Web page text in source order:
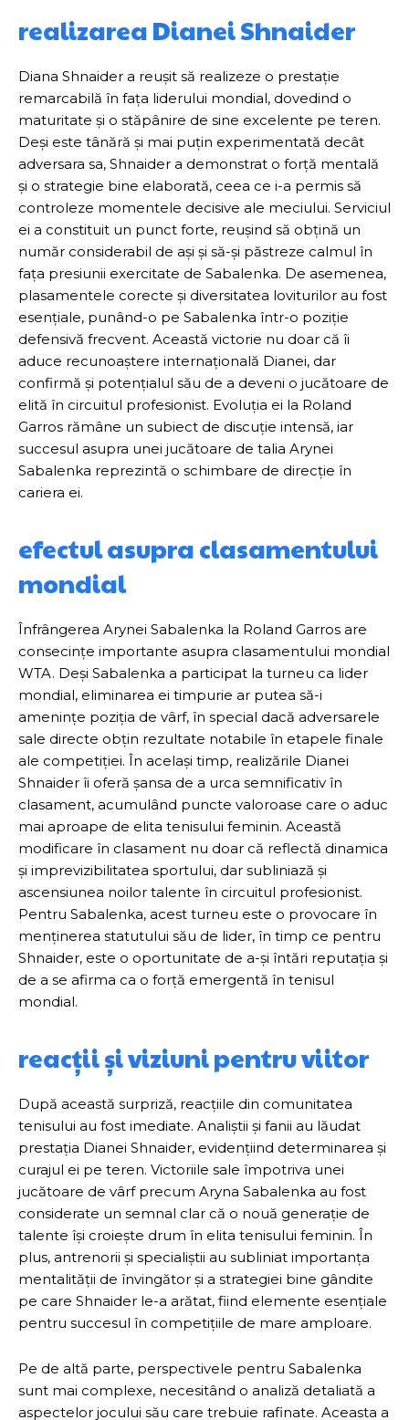
realizarea Dianei Shnaider
Diana Shnaider a reușit să realizeze o prestație
remarcabilă în fața liderului mondial, dovedind o
maturitate și o stăpânire de sine excelente pe teren.
Deși este tânără și mai puțin experimentată decât
adversara sa, Shnaider a demonstrat o forță mentală
și o strategie bine elaborată, ceea ce i-a permis să
controleze momentele decisive ale meciului. Serviciul
ei a constituit un punct forte, reușind să obțină un
număr considerabil de ași și să-și păstreze calmul în
fața presiunii exercitate de Sabalenka. De asemenea,
plasamentele corecte și diversitatea loviturilor au fost
esențiale, punând-o pe Sabalenka într-o poziție
defensivă frecvent. Această victorie nu doar că îi
aduce recunoaștere internațională Dianei, dar
confirmă și potențialul său de a deveni o jucătoare de
elită în circuitul profesionist. Evoluția ei la Roland
Garros rămâne un subiect de discuție intensă, iar
succesul asupra unei jucătoare de talia Arynei
Sabalenka reprezintă o schimbare de direcție în
cariera ei.
efectul asupra clasamentului
mondial
Înfrângerea Arynei Sabalenka la Roland Garros are
consecințe importante asupra clasamentului mondial
WTA. Deși Sabalenka a participat la turneu ca lider
mondial, eliminarea ei timpurie ar putea să-i
amenințe poziția de vârf, în special dacă adversarele
sale directe obțin rezultate notabile în etapele finale
ale competiției. În același timp, realizările Dianei
Shnaider îi oferă șansa de a urca semnificativ în
clasament, acumulând puncte valoroase care o aduc
mai aproape de elita tenisului feminin. Această
modificare în clasament nu doar că reflectă dinamica
și imprevizibilitatea sportului, dar subliniază și
ascensiunea noilor talente în circuitul profesionist.
Pentru Sabalenka, acest turneu este o provocare în
menținerea statutului său de lider, în timp ce pentru
Shnaider, este o oportunitate de a-și întări reputația și
de a se afirma ca o forță emergentă în tenisul
mondial.
reacții și viziuni pentru viitor
După această surpriză, reacțiile din comunitatea
tenisului au fost imediate. Analiștii și fanii au lăudat
prestația Dianei Shnaider, evidențiind determinarea și
curajul ei pe teren. Victoriile sale împotriva unei
jucătoare de vârf precum Aryna Sabalenka au fost
considerate un semnal clar că o nouă generație de
talente își croiește drum în elita tenisului feminin. În
plus, antrenorii și specialiștii au subliniat importanța
mentalității de învingător și a strategiei bine gândite
pe care Shnaider le-a arătat, fiind elemente esențiale
pentru succesul în competițiile de mare amploare.
Pe de altă parte, perspectivele pentru Sabalenka
sunt mai complexe, necesitând o analiză detaliată a
aspectelor jocului său care trebuie rafinate. Aceasta a